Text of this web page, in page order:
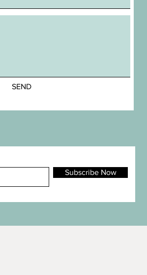
SEND
Subscribe Now